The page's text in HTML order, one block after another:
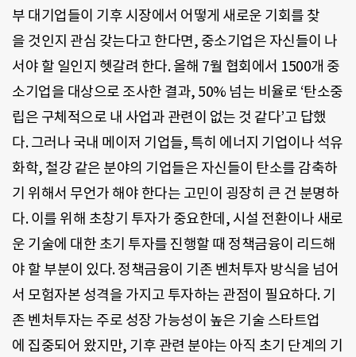
부 대기업들이 기후 시장에서 어떻게 새로운 기회를 찾
을 것인지 관심 갖는다고 한다면, 중소기업은 자신들이 나
서야 할 일인지 헷갈려 한다. 올해 7월 협회에서 1500개 중
소기업을 대상으로 조사한 결과, 50% 넘는 비율로 ‘탄소중
립은 구체적으로 내 사업과 관련이 없는 것 같다’고 답했
다. 그러나 국내 메이저 기업들, 특히 에너지 기업이나 석유
화학, 철강 같은 분야의 기업들은 자신들이 탄소를 감축하
기 위해서 무언가 해야 한다는 고민이 굉장히 큰 건 분명하
다. 이를 위해 초창기 투자가 중요한데, 시설 전환이나 새로
운 기술에 대한 초기 투자를 진행할 때 정책금융이 리드해
야 할 부분이 있다. 정책금융이 기존 벤처투자 방식을 넘어
서 모험자본 성격을 가지고 투자하는 관점이 필요하다. 기
존 벤처투자는 주로 성장 가능성이 높은 기술 스타트업
에 집중되어 왔지만, 기후 관련 분야는 아직 초기 단계의 기